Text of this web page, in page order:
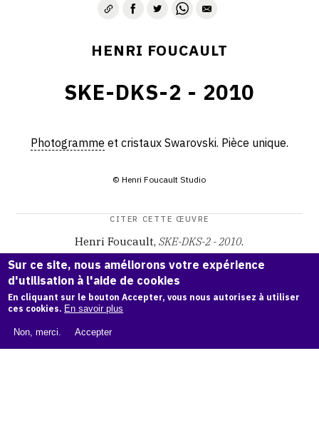
HENRI FOUCAULT
SKE-DKS-2 - 2010
Photogramme et cristaux Swarovski. Pièce unique.
© Henri Foucault Studio
CITER CETTE ŒUVRE
Henri Foucault,SKE-DKS-2 - 2010.
Catalogue raisonné Henri Foucault
ark:38997/o16c
9c
COPIER LA CITATION
Demande d'information
Sur ce site, nous améliorons votre expérience
d'utilisation à l'aide de cookies
En cliquant sur le bouton Accepter, vous nous autorisez à utiliser
ces cookies. En savoir plus
Non, merci. Accepter